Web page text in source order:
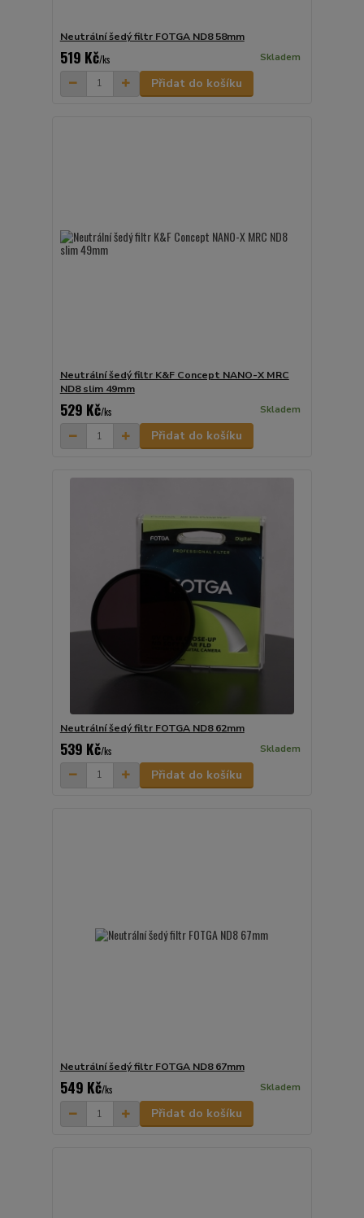
Neutrální šedý filtr FOTGA ND8 58mm
519 Kč/ks Skladem
Přidat do košíku
Neutrální šedý filtr K&F Concept NANO-X MRC
ND8 slim 49mm
529 Kč/ks Skladem
Přidat do košíku
Neutrální šedý filtr FOTGA ND8 62mm
539 Kč/ks Skladem
Přidat do košíku
Neutrální šedý filtr FOTGA ND8 67mm
549 Kč/ks Skladem
Přidat do košíku